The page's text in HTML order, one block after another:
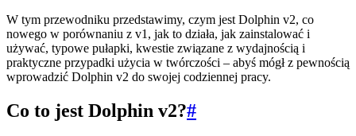
W tym przewodniku przedstawimy, czym jest Dolphin v2, co
nowego w porównaniu z v1, jak to działa, jak zainstalować i
używać, typowe pułapki, kwestie związane z wydajnością i
praktyczne przypadki użycia w twórczości – abyś mógł z pewnością
wprowadzić Dolphin v2 do swojej codziennej pracy.
Co to jest Dolphin v2?#